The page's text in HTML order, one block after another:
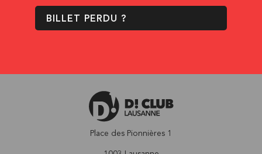
BILLET PERDU ?
Place des Pionnières 1